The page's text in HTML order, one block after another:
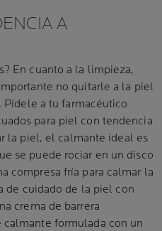
A
En cuanto a la limpieza,
no quitarle a la piel
Pídele a tu farmacéutico
para piel con tendencia
la piel, el calmante ideal es
se puede rociar en un disco
compresa fría para calmar la
de cuidado de la piel con
crema de barrera
formulada con un